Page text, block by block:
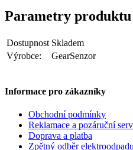
Parametry produktu
Dostupnost Skladem
Výrobce:
GearSenzor
Informace pro zákazníky
Obchodní podmínky
Reklamace a pozáruční
Doprava a platba
Zpětný odběr